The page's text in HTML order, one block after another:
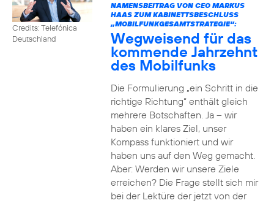
Credits: Telefónica
Deutschland
NAMENSBEITRAG VON CEO MARKUS
HAAS ZUM KABINETTSBESCHLUSS
„MOBILFUNKGESAMTSTRATEGIE“:
Wegweisend für das
kommende Jahrzehnt
des Mobilfunks
Die Formulierung „ein Schritt in die
richtige Richtung“ enthält gleich
mehrere Botschaften. Ja – wir
haben ein klares Ziel, unser
Kompass funktioniert und wir
haben uns auf den Weg gemacht.
Aber: Werden wir unsere Ziele
erreichen? Die Frage stellt sich mir
bei der Lektüre der jetzt von der